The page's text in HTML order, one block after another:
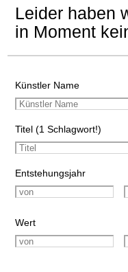
Leider haben
in Moment
Künstler Name
Titel (1 Schlagwort!)
Entstehungsjahr
Wert